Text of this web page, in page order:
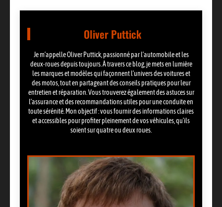
Oliver Puttick
Je m’appelle Oliver Puttick, passionné par l’automobile et les
deux-roues depuis toujours. À travers ce blog, je mets en lumière
les marques et modèles qui façonnent l’univers des voitures et
des motos, tout en partageant des conseils pratiques pour leur
entretien et réparation. Vous trouverez également des astuces sur
l’assurance et des recommandations utiles pour une conduite en
toute sérénité. Mon objectif : vous fournir des informations claires
et accessibles pour profiter pleinement de vos véhicules, qu’ils
soient sur quatre ou deux roues.